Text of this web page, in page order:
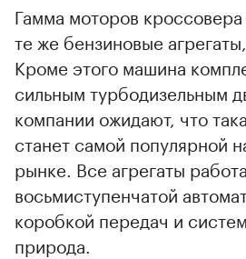
Гамма моторов
те же бензиновые
Кроме этого машина
сильным турбодизельным
компании ожидают, что
станет самой популярной
рынке. Все агрегаты
восьмиступенчатой
коробкой передач и
природа.